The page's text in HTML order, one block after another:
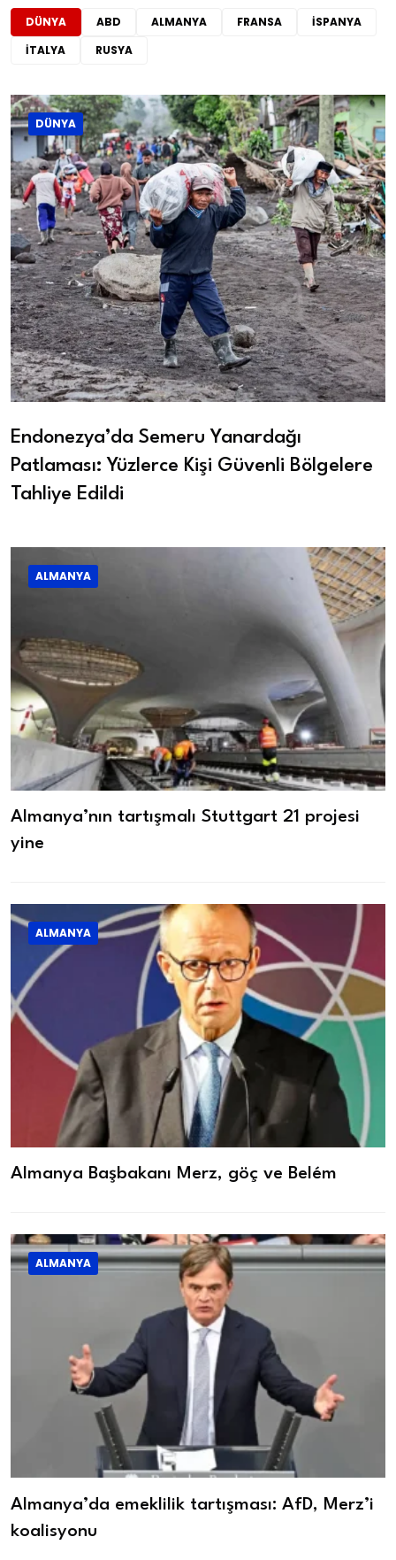
DÜNYA ABD ALMANYA FRANSA
İSPANYA
İTALYA
RUSYA
DÜNYA
Endonezya’da Semeru Yanardağı
Patlaması: Yüzlerce Kişi Güvenli Bölgelere
Tahliye Edildi
ALMANYA
Almanya’nın tartışmalı Stuttgart 21 projesi
yine
ALMANYA
Almanya Başbakanı Merz, göç ve Belém
ALMANYA
Almanya’da emeklilik tartışması: AfD, Merz’i
koalisyonu